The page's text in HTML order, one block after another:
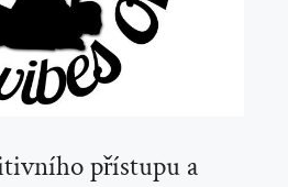
přístupu a